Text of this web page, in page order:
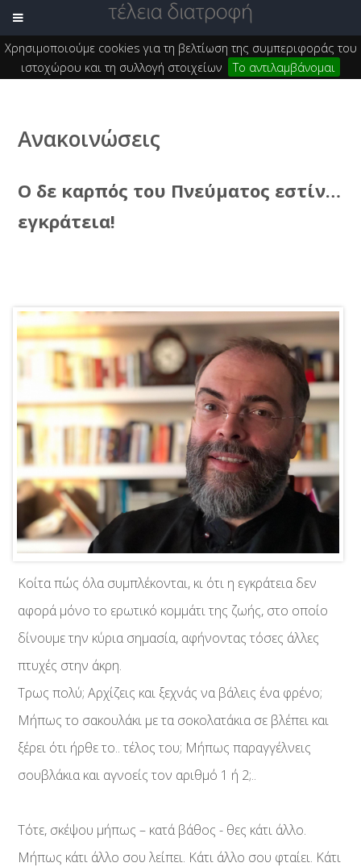
Χρησιμοποιούμε cookies για τη βελτίωση της συμπεριφοράς του
ιστοχώρου και τη συλλογή στοιχείων
Το αντιλαμβάνομαι
Ανακοινώσεις
O δε καρπός του Πνεύματος εστίν…
εγκράτεια!
Κοίτα πώς όλα συμπλέκονται, κι ότι η εγκράτεια δεν
αφορά μόνο το ερωτικό κομμάτι της ζωής, στο οποίο
δίνουμε την κύρια σημασία, αφήνοντας τόσες άλλες
πτυχές στην άκρη.
Τρως πολύ; Αρχίζεις και ξεχνάς να βάλεις ένα φρένο;
Μήπως το σακουλάκι με τα σοκολατάκια σε βλέπει και
ξέρει ότι ήρθε το.. τέλος του; Μήπως παραγγέλνεις
σουβλάκια και αγνοείς τον αριθμό 1 ή 2;..
Τότε, σκέψου μήπως – κατά βάθος - θες κάτι άλλο.
Μήπως κάτι άλλο σου λείπει. Κάτι άλλο σου φταίει. Κάτι